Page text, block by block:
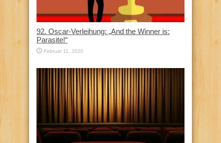
92. Oscar-Verleihung: „And the Winner is:
Parasite!“
Februar 11, 2020